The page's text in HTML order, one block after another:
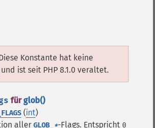
Konstante hat keine
ist seit PHP 8.1.0 veraltet.
fürglob()
(int)
aller GLOB_ *-Flags. Entspricht 0